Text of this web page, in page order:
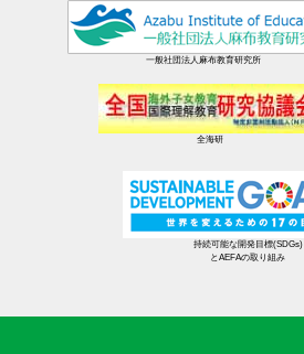
一般社団法人麻布教育研究所
全海研
持続可能な開発目標(SDGs)
とAEFAの取り組み